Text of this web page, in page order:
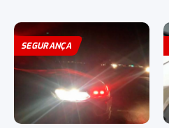
SEGURANÇA